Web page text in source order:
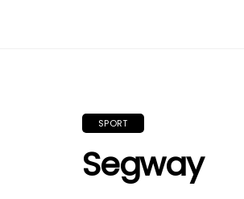
SPORT
Segway